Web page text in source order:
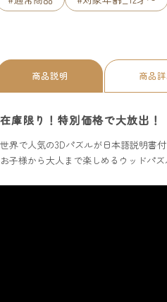
商品説明 商品
在庫限り！特別価格で大放出！
世界で人気の3Dパズルが日本語説明書付
お子様から大人まで楽しめるウッドパズ